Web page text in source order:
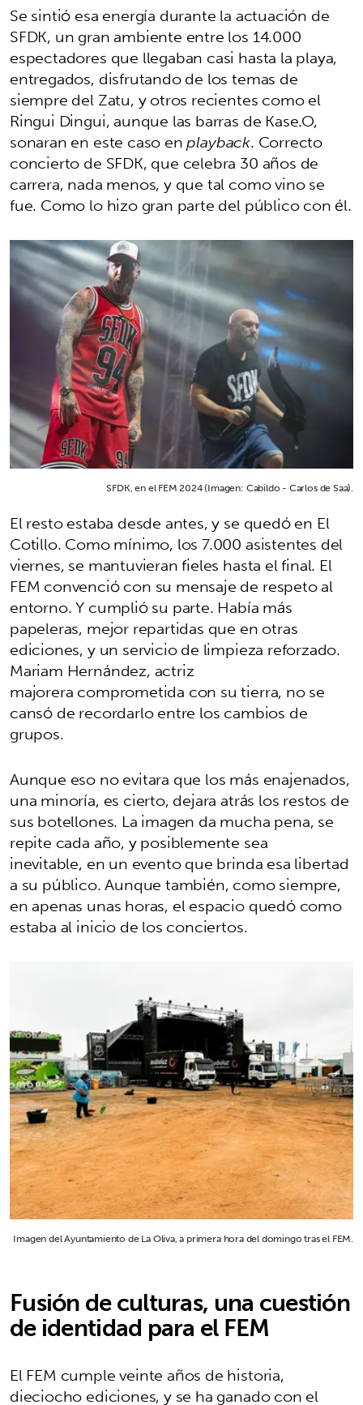
Se sintió esa energía durante la actuación de
SFDK, un gran ambiente entre los 14.000
espectadores que llegaban casi hasta la playa,
entregados, disfrutando de los temas de
siempre del Zatu, y otros recientes como el
Ringui Dingui, aunque las barras de Kase.O,
sonaran en este caso enplayback. Correcto
concierto de SFDK, que celebra 30 años de
carrera, nada menos, y que tal como vino se
fue. Como lo hizo gran parte del público con él.
SFDK, en el FEM 2024 (Imagen: Cabildo - Carlos de Saa).
El resto estaba desde antes, y se quedó en El
Cotillo. Como mínimo, los 7.000 asistentes del
viernes, se mantuvieran fieles hasta el final. El
FEM convenció con su mensaje de respeto al
entorno. Y cumplió su parte. Había más
papeleras, mejor repartidas que en otras
ediciones, y un servicio de limpieza reforzado.
Mariam Hernández, actriz
majorera comprometida con su tierra, no se
cansó de recordarlo entre los cambios de
grupos.
Aunque eso no evitara que los más enajenados,
una minoría, es cierto, dejara atrás los restos de
sus botellones. La imagen da mucha pena, se
repite cada año, y posiblemente sea
inevitable, en un evento que brinda esa libertad
a su público. Aunque también, como siempre,
en apenas unas horas, el espacio quedó como
estaba al inicio de los conciertos.
Imagen del Ayuntamiento de La Oliva, a primera hora del domingo tras el FEM.
Fusión de culturas, una cuestión
de identidad para el FEM
El FEM cumple veinte años de historia,
dieciocho ediciones, y se ha ganado con el